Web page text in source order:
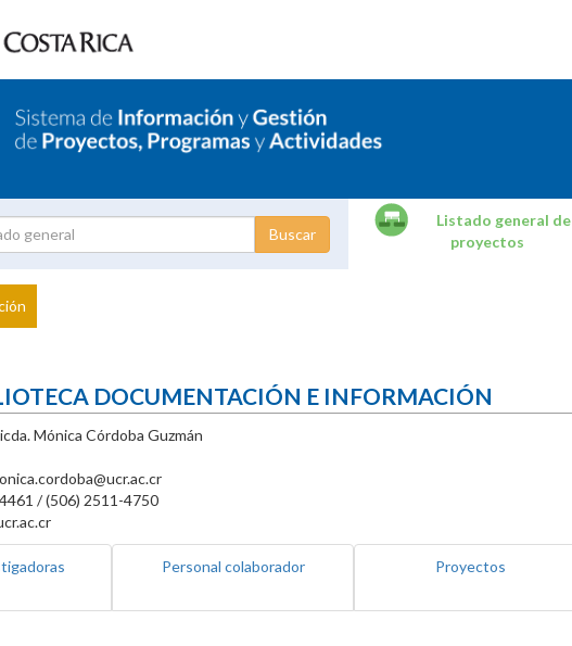
Investigador
Listado general de
proyectos
DOCUMENTACIÓN E INFORMACIÓN
Mónica Córdoba Guzmán
/ (506) 2511-4750
Personal colaborador Proyectos